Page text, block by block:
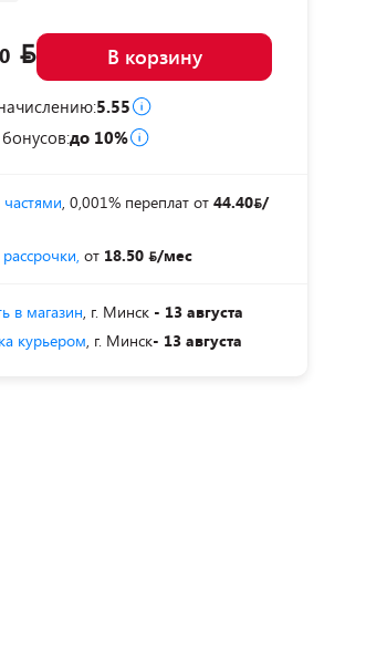
В корзину
5.55
до 10%
, 0,001% переплат от 44.40 /
от 18.50 /мес
в магазин, г. Минск - 13 августа
курьером, г. Минск- 13 августа